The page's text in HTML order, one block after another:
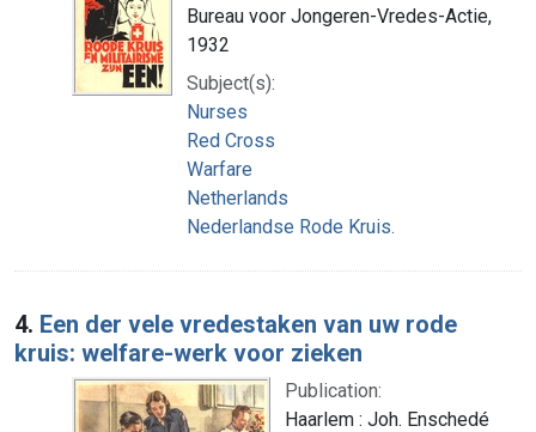
Bureau voor Jongeren-Vredes-Actie,
1932
Subject(s):
Nurses
Red Cross
Warfare
Netherlands
Nederlandse Rode Kruis.
4. Een der vele vredestaken van uw rode
kruis: welfare-werk voor zieken
Publication:
Haarlem : Joh. Enschedé